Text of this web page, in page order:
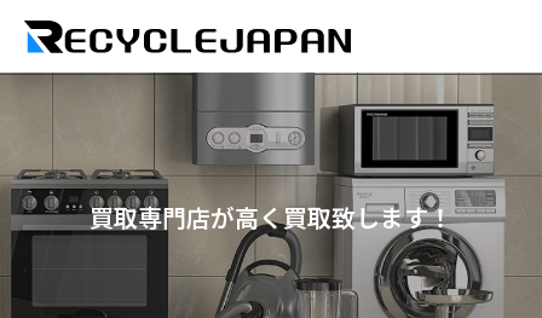
買取専門店が高く買取致します！